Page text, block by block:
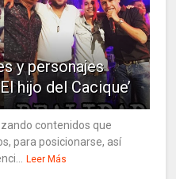
y personajes
hijo del Cacique’
contenidos que
para posicionarse, así
Leer Más